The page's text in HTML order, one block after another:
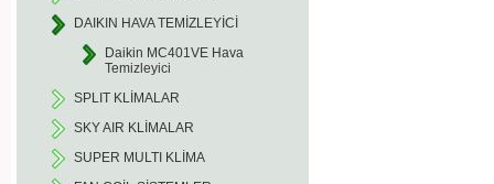
DAIKIN HAVA TEMİZLEYİCİ
Daikin MC401VE Hava
Temizleyici
SPLIT KLİMALAR
SKY AIR KLİMALAR
SUPER MULTI KLİMA